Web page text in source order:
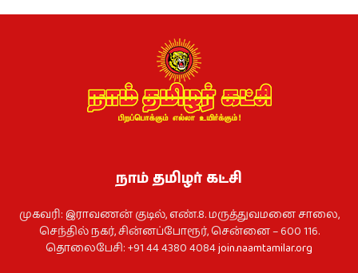
நாம் தமிழர் கட்சி
முகவரி: இராவணன் குடில், எண்.8. மருத்துவமனை சாலை,
செந்தில் நகர், சின்னப்போரூர், சென்னை – 600 116.
தொலைபேசி: +91 44 4380 4084join.naamtamilar.org